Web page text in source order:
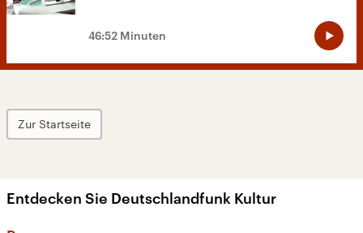
46:52 Minuten
Zur Startseite
Entdecken Sie Deutschlandfunk Kultur